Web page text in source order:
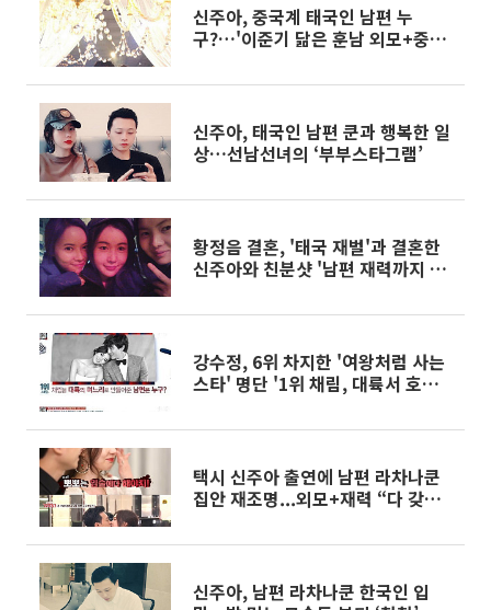
신주아, 중국계 태국인 남편 누
구?…'이준기 닮은 훈남 외모+중견
신주아, 태국인 남편 쿤과 행복한 일
상…선남선녀의 ‘부부스타그램’
황정음 결혼, '태국 재벌'과 결혼한
신주아와 친분샷 '남편 재력까지 닮
강수정, 6위 차지한 '여왕처럼 사는
스타' 명단 '1위 채림, 대륙서 호화
택시 신주아 출연에 남편 라차나쿤
집안 재조명...외모+재력 “다 갖췄
신주아, 남편 라차나쿤 한국인 입